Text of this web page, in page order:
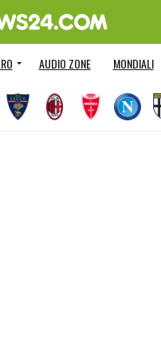
AUDIO ZONE MONDIALI